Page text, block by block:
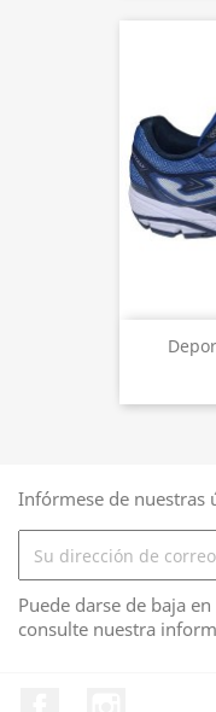
Infórmese de nuestras
Puede darse de baja
consulte nuestra